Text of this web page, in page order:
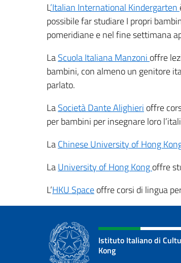
L’Italian International Kindergarten
possibile far studiare I propri
pomeridiane e nel fine settimana
LaScuola Italiana Manzoni offre
bambini, con almeno un genitore
parlato.
LaSocietà Dante Alighieri offre
per bambini per insegnare loro
LaChinese University of Hong
LaUniversity of Hong Kongoffre
L’HKU Spaceoffre corsi di lingua
Istituto Italiano di
Kong